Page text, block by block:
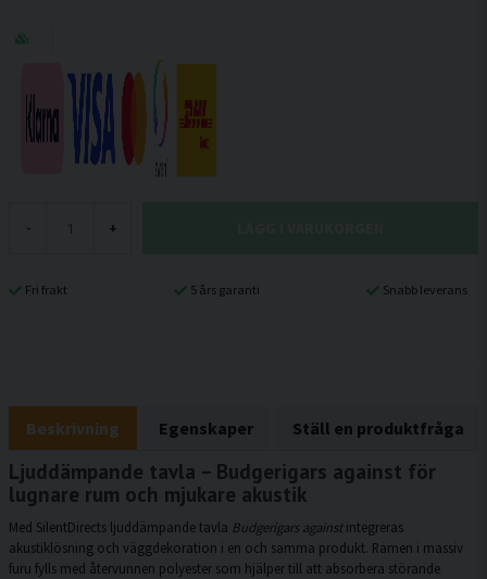
- +
Fri frakt 5 års garanti Snabb leverans
Beskrivning Egenskaper Ställ en produktfråga
Ljuddämpande tavla – Budgerigars against för
lugnare rum och mjukare akustik
Med SilentDirects ljuddämpande tavla Budgerigars againstintegreras
akustiklösning och väggdekoration i en och samma produkt. Ramen i massiv
furu fylls med återvunnen polyester som hjälper till att absorbera störande